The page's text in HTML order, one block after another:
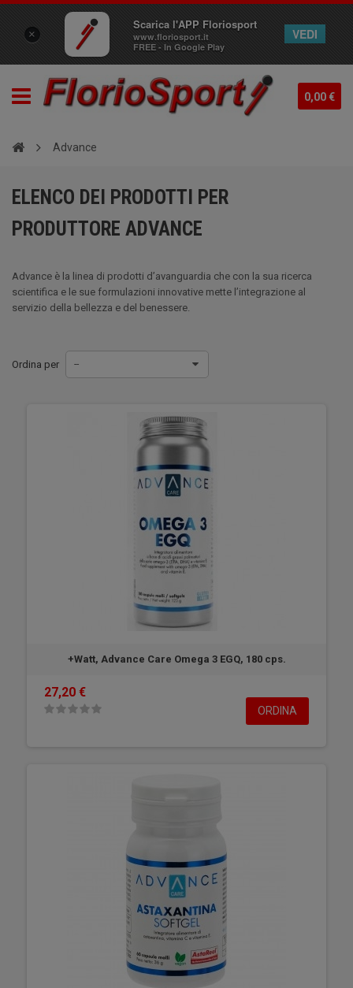
×
Scarica l'APP Floriosport
www.floriosport.it
FREE - In Google Play
VEDI
0,00 €
Advance
ELENCO DEI PRODOTTI PER
PRODUTTORE ADVANCE
Advance è la linea di prodotti d’avanguardia che con la sua ricerca
scientifica e le sue formulazioni innovative mette l’integrazione al
servizio della bellezza e del benessere.
Ordina per --
+Watt, Advance Care Omega 3 EGQ, 180 cps.
27,20 €
ORDINA